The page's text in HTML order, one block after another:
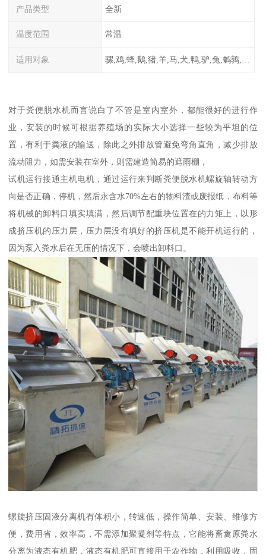
产品类型 全新
温度范围 常温
适用对象 骡,鸡,蜂,鹅,猪,羊,马,犬,鸭,驴,兔,鹌鹑,牛,鸽
对于粪便脱水机而言说白了不管是室内室外，都能很好的进行作
业，安装的时候可根据养殖场的实际大小选择一些较为平坦的位
置，有利于粪液的输送，除此之外排放管避免弯角直角，减少排放
流动阻力，如需安装在室外，则需建造简易的遮雨棚，
试机运行接通主机电机，通过运行来判断粪便脱水机螺旋轴转动方
向是否正确，停机，然后永含水70%左右的物料渣或废报纸，布料等
将机械的卸料口填实填满，然后调节配重块位置在的力矩上，以形
成挤压机的压力层，压力层没有填好的挤压机是不能开机运行的，
因为泵入粪水后在无压的情况下，会喷出卸料口。
螺旋挤压固液分离机有体积小，转速低，操作简单、安装、维修方
便，费用省，效率高，不需添加聚凝剂等特点，它能将畜禽原粪水
分离为液态有机肥，液态有机肥可直接用于农作物，利用吸收，固